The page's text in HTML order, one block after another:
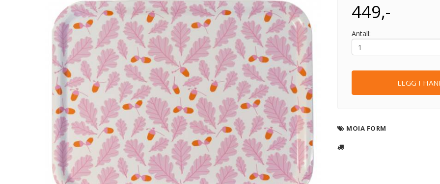
449,-
Antall:
LEGG I
MOIA FORM